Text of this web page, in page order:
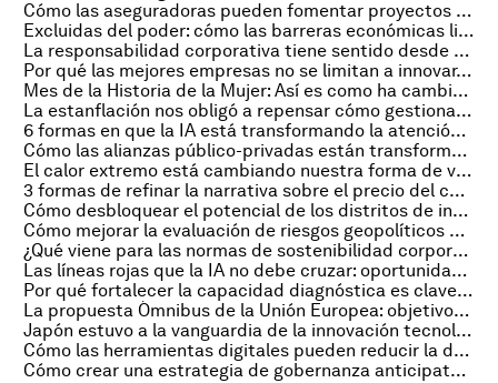
Cómo las aseguradoras pueden fomentar proyectos de energía baja en carbono
Excluidas del poder: cómo las barreras económicas limitan a las mujeres en la política
La responsabilidad corporativa tiene sentido desde el punto de vista financiero. He aquí por qué
Por qué las mejores empresas no se limitan a innovar, sino que reinventan su forma de gestión
Mes de la Historia de la Mujer: Así es como ha cambiado la vida de las niñas en los últimos 30 años
La estanflación nos obligó a repensar cómo gestionamos las economías. ¿Volverá?
6 formas en que la IA está transformando la atención de salud
Cómo las alianzas público-privadas están transformando oportunidades para las mujeres emprendedoras
El calor extremo está cambiando nuestra forma de vivir. Así es como
3 formas de refinar la narrativa sobre el precio del carbono – y 4 críticas que superar
Cómo desbloquear el potencial de los distritos de innovación
Cómo mejorar la evaluación de riesgos geopolíticos utilizando esta estrategia combinada
¿Qué viene para las normas de sostenibilidad corporativa en la UE?
Las líneas rojas que la IA no debe cruzar: oportunidades y desafíos de establecer límites
Por qué fortalecer la capacidad diagnóstica es clave para lograr la equidad de género
La propuesta Ómnibus de la Unión Europea: objetivos y perspectivas futuras
Japón estuvo a la vanguardia de la innovación tecnológica. Así es como puede recuperar su posición global
Cómo las herramientas digitales pueden reducir la desigualdad sanitaria en países de ingreso mediano bajo
Cómo crear una estrategia de gobernanza anticipatoria para un mundo con más riesgos